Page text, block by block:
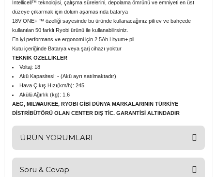
Intellicell™ teknolojisi, çalışma sürelerini, depolama ömrünü ve emniyeti en üst
düzeye çıkarmak için dolum aşamasında batarya
18V ONE+ ™ özelliği sayesinde bu üründe kullanacağınız pili ev ve bahçede
kullanılan 50 farklı Ryobi ürünü ile kullanabilirsiniz.
En iyi performans ve ergonomi için 2.5Ah Lityum+ pil
Kutu içeriğinde Batarya veya şarj cihazı yoktur
TEKNİK ÖZELLİKLER
Voltaj: 18
Akü Kapasitesi: - (Akü ayrı satılmaktadır)
Hava Çıkış Hızı(km/h): 245
Akülü Ağırlık (kg): 1.6
AEG, MILWAUKEE, RYOBI GİBİ DÜNYA MARKALARININ TÜRKİYE
DİSTRİBÜTÖRÜ OLAN CENTER DIŞ TİC. GARANTİSİ ALTINDADIR
ÜRÜN YORUMLARI
Bu ürüne ilk yorumu siz yapın!
Soru & Cevap